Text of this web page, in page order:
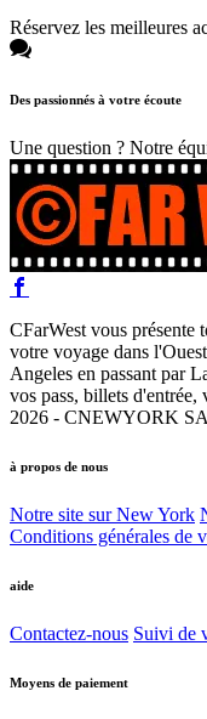
Réservez les meilleures
Des passionnés à votre écoute
Une question ? Notre
CFarWest vous présente
votre voyage dans
Angeles en passant par
vos pass, billets
2026 - CNEWYORK
à propos de nous
Notre site sur New York
Conditions générales de
aide
Contactez-nous Suivi de
Moyens de paiement